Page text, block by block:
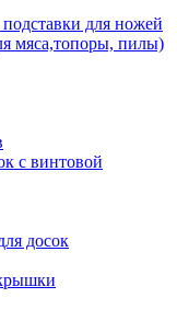
для ножей
мяса,топоры, пилы)
с винтовой
досок